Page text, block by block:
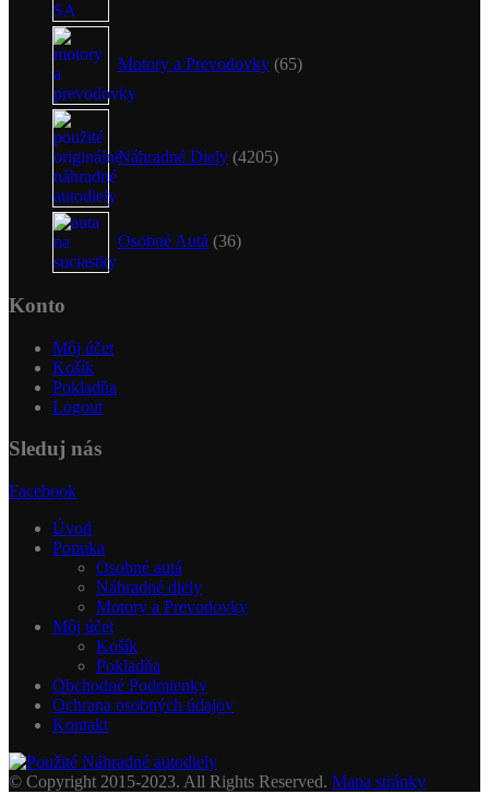
Motory a Prevodovky 65
produktov
Náhradné Diely 4205
Osobné Autá 36produktov
Konto
Môj účet
Košík
Pokladňa
Logout
Sleduj nás
Facebook
Úvod
Ponuka
Osobné autá
Náhradné diely
Motory a Prevodovky
Môj účet
Košík
Pokladňa
Obchodné Podmienky
Ochrana osobných údajov
Kontakt
© Copyright 2015-2023. All Rights Reserved. Mapa stránky